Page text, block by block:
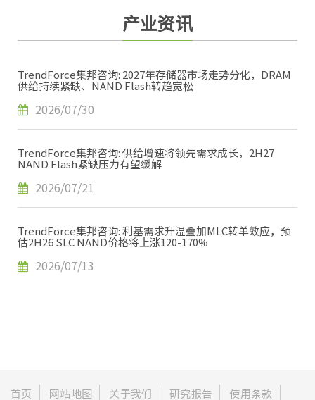
产业资讯
TrendForce集邦咨询: 2027年存储器市场走势分化，DRAM
供给持续紧缺、NAND Flash转趋宽松
2026/07/30
TrendForce集邦咨询: 供给增速将领先需求成长，2H27
NAND Flash紧缺压力有望缓解
2026/07/21
TrendForce集邦咨询: 利基需求升温叠加MLC转单效应，预
估2H26 SLC NAND价格将上涨120-170%
2026/07/13
首页 网站地图 关于我们 研究报告
使用条款